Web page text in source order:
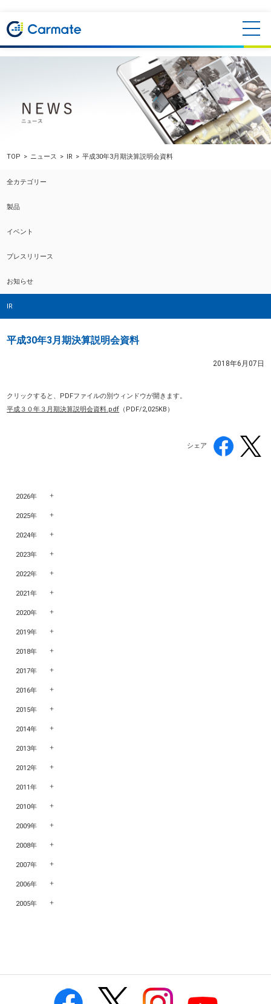
TOP ニュース IR 平成30年3月期決算説明会資料
全カテゴリー
製品
イベント
プレスリリース
お知らせ
IR
平成30年3月期決算説明会資料
2018年6月07日
クリックすると、PDFファイルの別ウィンドウが開きます。
平成３０年３月期決算説明会資料.pdf （PDF/2,025KB）
シェア
2026年
2025年
2024年
2023年
2022年
2021年
2020年
2019年
2018年
2017年
2016年
2015年
2014年
2013年
2012年
2011年
2010年
2009年
2008年
2007年
2006年
2005年